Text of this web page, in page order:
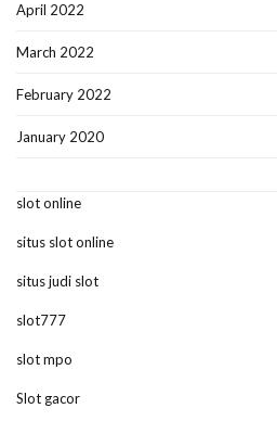
April 2022
March 2022
February 2022
January 2020
slot online
situs slot online
situs judi slot
slot777
slot mpo
Slot gacor